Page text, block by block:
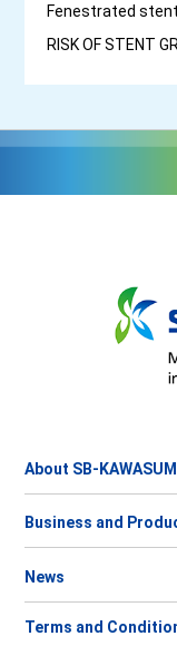
Fenestrated
RISK OF STENT
About SB-
Business and
News
Terms and